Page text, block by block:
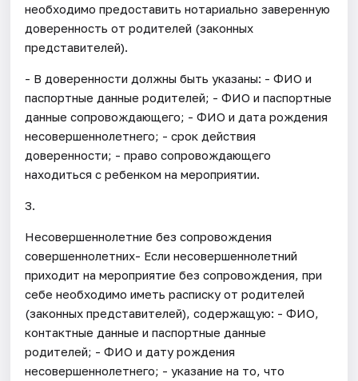
необходимо предоставить нотариально заверенную
доверенность от родителей (законных
представителей).
- В доверенности должны быть указаны: - ФИО и
паспортные данные родителей; - ФИО и паспортные
данные сопровождающего; - ФИО и дата рождения
несовершеннолетнего; - срок действия
доверенности; - право сопровождающего
находиться с ребенком на мероприятии.
3.
Несовершеннолетние без сопровождения
совершеннолетних- Если несовершеннолетний
приходит на мероприятие без сопровождения, при
себе необходимо иметь расписку от родителей
(законных представителей), содержащую: - ФИО,
контактные данные и паспортные данные
родителей; - ФИО и дату рождения
несовершеннолетнего; - указание на то, что